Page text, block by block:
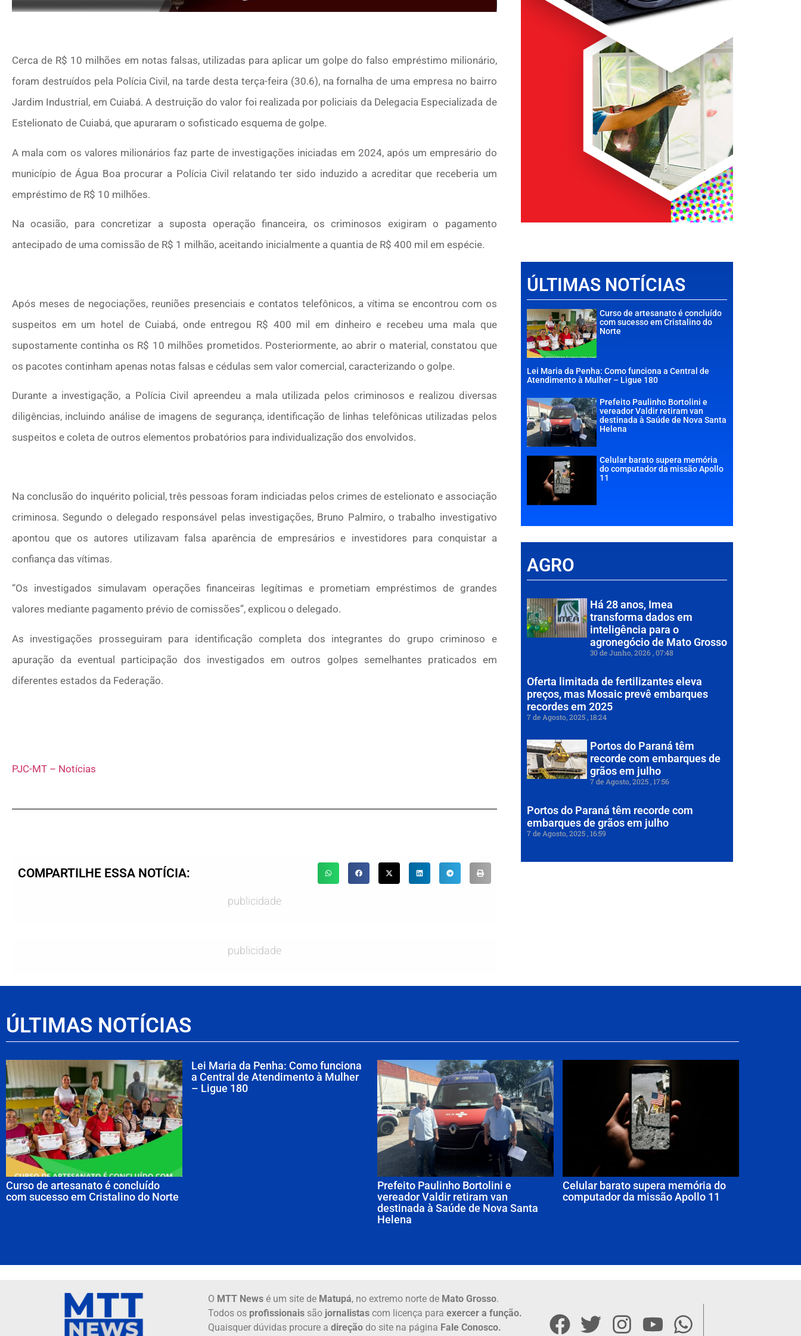
Cerca de R$ 10 milhões em notas falsas, utilizadas para aplicar um golpe do falso empréstimo milionário,
foram destruídos pela Polícia Civil, na tarde desta terça-feira (30.6), na fornalha de uma empresa no bairro
Jardim Industrial, em Cuiabá. A destruição do valor foi realizada por policiais da Delegacia Especializada de
Estelionato de Cuiabá, que apuraram o sofisticado esquema de golpe.
A mala com os valores milionários faz parte de investigações iniciadas em 2024, após um empresário do
município de Água Boa procurar a Polícia Civil relatando ter sido induzido a acreditar que receberia um
empréstimo de R$ 10 milhões.
Na ocasião, para concretizar a suposta operação financeira, os criminosos exigiram o pagamento
antecipado de uma comissão de R$ 1 milhão, aceitando inicialmente a quantia de R$ 400 mil em espécie.
Após meses de negociações, reuniões presenciais e contatos telefônicos, a vítima se encontrou com os
suspeitos em um hotel de Cuiabá, onde entregou R$ 400 mil em dinheiro e recebeu uma mala que
supostamente continha os R$ 10 milhões prometidos. Posteriormente, ao abrir o material, constatou que
os pacotes continham apenas notas falsas e cédulas sem valor comercial, caracterizando o golpe.
Durante a investigação, a Polícia Civil apreendeu a mala utilizada pelos criminosos e realizou diversas
diligências, incluindo análise de imagens de segurança, identificação de linhas telefônicas utilizadas pelos
suspeitos e coleta de outros elementos probatórios para individualização dos envolvidos.
Na conclusão do inquérito policial, três pessoas foram indiciadas pelos crimes de estelionato e associação
criminosa. Segundo o delegado responsável pelas investigações, Bruno Palmiro, o trabalho investigativo
apontou que os autores utilizavam falsa aparência de empresários e investidores para conquistar a
confiança das vítimas.
“Os investigados simulavam operações financeiras legítimas e prometiam empréstimos de grandes
valores mediante pagamento prévio de comissões”, explicou o delegado.
As investigações prosseguiram para identificação completa dos integrantes do grupo criminoso e
apuração da eventual participação dos investigados em outros golpes semelhantes praticados em
diferentes estados da Federação.
PJC-MT – Notícias
COMPARTILHE ESSA NOTÍCIA:
publicidade
publicidade
ÚLTIMAS NOTÍCIAS
Curso de artesanato é concluído
com sucesso em Cristalino do
Norte
Lei Maria da Penha: Como funciona a Central de
Atendimento à Mulher – Ligue 180
Prefeito Paulinho Bortolini e
vereador Valdir retiram van
destinada à Saúde de Nova Santa
Helena
Celular barato supera memória
do computador da missão Apollo
11
AGRO
Há 28 anos, Imea
transforma dados em
inteligência para o
agronegócio de Mato Grosso
30 de Junho, 2026 07:48
Oferta limitada de fertilizantes eleva
preços, mas Mosaic prevê embarques
recordes em 2025
7 de Agosto, 2025 18:24
Portos do Paraná têm
recorde com embarques de
grãos em julho
7 de Agosto, 2025 17:56
Portos do Paraná têm recorde com
embarques de grãos em julho
7 de Agosto, 2025 16:59
ÚLTIMAS NOTÍCIAS
Curso de artesanato é concluído
com sucesso em Cristalino do Norte
Lei Maria da Penha: Como funciona
a Central de Atendimento à Mulher
– Ligue 180
Prefeito Paulinho Bortolini e
vereador Valdir retiram van
destinada à Saúde de Nova Santa
Helena
Celular barato supera memória do
computador da missão Apollo 11
O MTT Newsé um site de Matupá, no extremo norte de Mato Grosso.
Todos os profissionaissão jornalistascom licença para exercer a função.
Quaisquer dúvidas procure a direçãodo site na página Fale Conosco.